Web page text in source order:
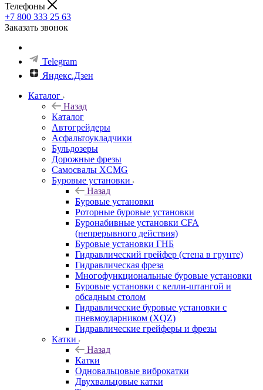
Телефоны
+7 800 333 25 63
Заказать звонок
Telegram
Яндекс.Дзен
Каталог
Назад
Каталог
Автогрейдеры
Асфальтоукладчики
Бульдозеры
Дорожные фрезы
Самосвалы XCMG
Буровые установки
Назад
Буровые установки
Роторные буровые установки
Буронабивные установки CFA
(непрерывного действия)
Буровые установки ГНБ
Гидравлический грейфер (стена в грунте)
Гидравлическая фреза
Многофункциональные буровые установки
Буровые установки с келли-штангой и
обсадным столом
Гидравлические буровые установки с
пневмоударником (XQZ)
Гидравлические грейферы и фрезы
Катки
Назад
Катки
Одновальцовые виброкатки
Двухвальцовые катки